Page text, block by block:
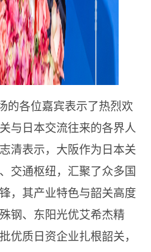
的各位嘉宾表示了热烈欢
与日本交流往来的各界人
清表示，大阪作为日本关
交通枢纽，汇聚了众多国
，其产业特色与韶关高度
钢、东阳光优艾希杰精
优质日资企业扎根韶关，